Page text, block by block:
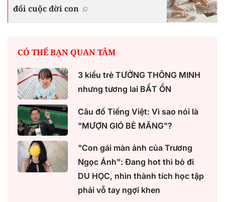
đổi cuộc đời con
CÓ THỂ BẠN QUAN TÂM
3 kiểu trẻ TƯỞNG THÔNG MINH
nhưng tương lai BẤT ỔN
Câu đố Tiếng Việt: Vì sao nói là
"MƯỢN GIÓ BẺ MĂNG"?
"Con gái màn ảnh của Trương
Ngọc Ánh": Đang hot thì bỏ đi
DU HỌC, nhìn thành tích học tập
phải vỗ tay ngợi khen